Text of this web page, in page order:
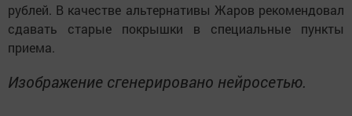
рублей. В качестве альтернативы Жаров рекомендовал
сдавать старые покрышки в специальные пункты
приема.
Изображение сгенерировано нейросетью.